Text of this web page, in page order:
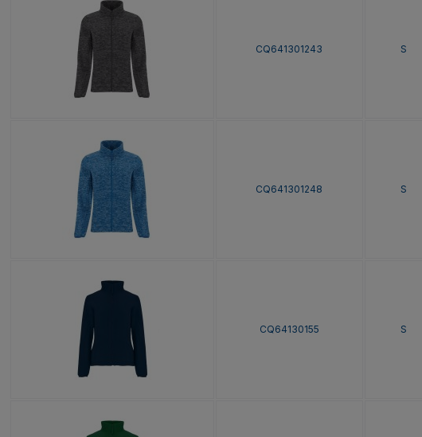
CQ641301243 S
CQ641301248 S
CQ64130155 S